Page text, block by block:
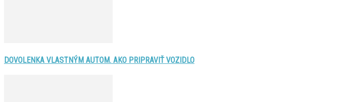
DOVOLENKA VLASTNÝM AUTOM. AKO PRIPRAVIŤ VOZIDLO